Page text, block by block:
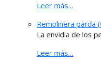
Leer más…
Remolinera parda
La envidia de los
Leer más…